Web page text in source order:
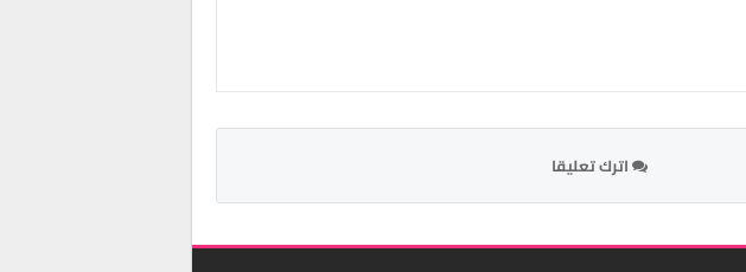
اترك تعليقا